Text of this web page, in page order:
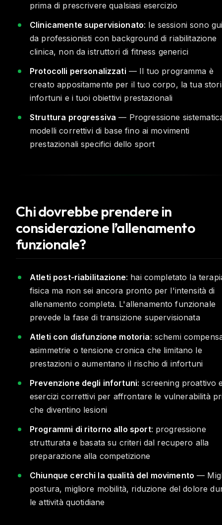
prima di prescrivere qualsiasi esercizio
Clinicamente supervisionato: le sessioni sono
da professionisti con background di riabilitazione
clinica, non da istruttori di fitness generici
Protocolli personalizzati — Il tuo programma è
creato appositamente per il tuo corpo, la tua
infortuni e i tuoi obiettivi prestazionali
Struttura progressiva — Progressione
modelli correttivi di base fino ai movimenti
prestazionali specifici dello sport
Chi dovrebbe prendere in
considerazione l’allenamento
funzionale?
Atleti post-riabilitazione: hai completato la
fisica ma non sei ancora pronto per l'intensità di
allenamento completa. L'allenamento funzionale
prevede la fase di transizione supervisionata
Atleti con disfunzione motoria: schemi
asimmetrie o tensione cronica che limitano le
prestazioni o aumentano il rischio di infortuni
Prevenzione degli infortuni: screening proattivo
esercizi correttivi per affrontare le vulnerabilità
che diventino lesioni
Programmi di ritorno allo sport: progressione
strutturata e basata su criteri dal recupero alla
preparazione alla competizione
Chiunque cerchi la qualità del movimento —
postura, migliore mobilità, riduzione del dolore
le attività quotidiane